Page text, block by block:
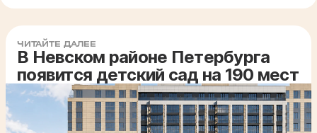
ЧИТАЙТЕ ДАЛЕЕ
В Невском районе Петербурга
появится детский сад на 190 мест